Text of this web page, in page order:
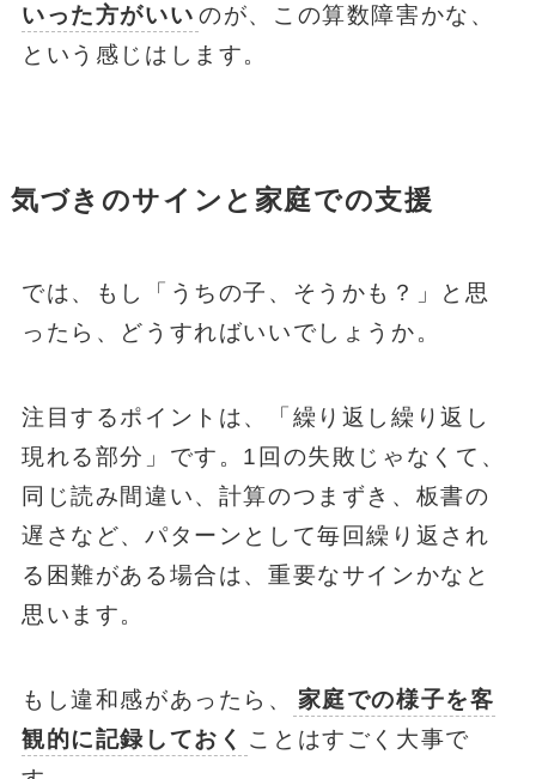
いった方がいい のが、この算数障害かな、
という感じはします。
気づきのサインと家庭での支援
では、もし「うちの子、そうかも？」と思
ったら、どうすればいいでしょうか。
注目するポイントは、「繰り返し繰り返し
現れる部分」です。1回の失敗じゃなくて、
同じ読み間違い、計算のつまずき、板書の
遅さなど、パターンとして毎回繰り返され
る困難がある場合は、重要なサインかなと
思います。
もし違和感があったら、
家庭での様子を客
観的に記録しておく
ことはすごく大事で